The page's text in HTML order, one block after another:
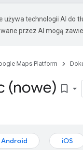
używa technologii AI do
przez AI mogą
Maps Platform
(nowe) bookmark_border
Android iOS